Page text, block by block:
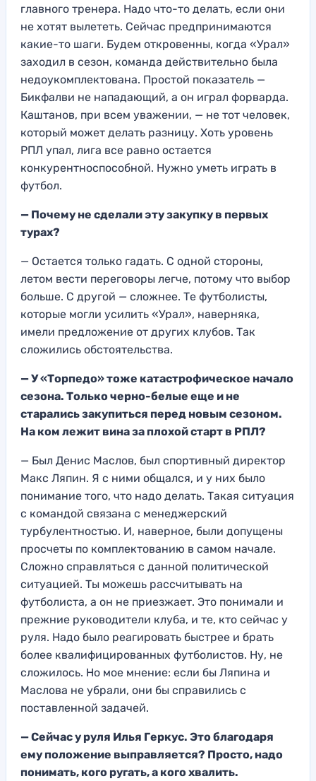
главного тренера. Надо что-то делать, если они
не хотят вылететь. Сейчас предпринимаются
какие-то шаги. Будем откровенны, когда «Урал»
заходил в сезон, команда действительно была
недоукомплектована. Простой показатель —
Бикфалви не нападающий, а он играл форварда.
Каштанов, при всем уважении, — не тот человек,
который может делать разницу. Хоть уровень
РПЛ упал, лига все равно остается
конкурентноспособной. Нужно уметь играть в
футбол.
— Почему не сделали эту закупку в первых
турах?
— Остается только гадать. С одной стороны,
летом вести переговоры легче, потому что выбор
больше. С другой — сложнее. Те футболисты,
которые могли усилить «Урал», наверняка,
имели предложение от других клубов. Так
сложились обстоятельства.
— У «Торпедо» тоже катастрофическое начало
сезона. Только черно-белые еще и не
старались закупиться перед новым сезоном.
На ком лежит вина за плохой старт в РПЛ?
— Был Денис Маслов, был спортивный директор
Макс Ляпин. Я с ними общался, и у них было
понимание того, что надо делать. Такая ситуация
с командой связана с менеджерский
турбулентностью. И, наверное, были допущены
просчеты по комплектованию в самом начале.
Сложно справляться с данной политической
ситуацией. Ты можешь рассчитывать на
футболиста, а он не приезжает. Это понимали и
прежние руководители клуба, и те, кто сейчас у
руля. Надо было реагировать быстрее и брать
более квалифицированных футболистов. Ну, не
сложилось. Но мое мнение: если бы Ляпина и
Маслова не убрали, они бы справились с
поставленной задачей.
— Сейчас у руля Илья Геркус. Это благодаря
ему положение выправляется? Просто, надо
понимать, кого ругать, а кого хвалить.